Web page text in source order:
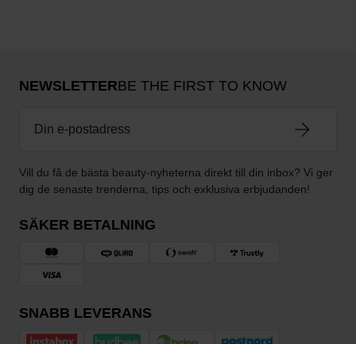
NEWSLETTERBE THE FIRST TO KNOW
Vill du få de bästa beauty-nyheterna direkt till din inbox? Vi ger
dig de senaste trenderna, tips och exklusiva erbjudanden!
SÄKER BETALNING
SNABB LEVERANS